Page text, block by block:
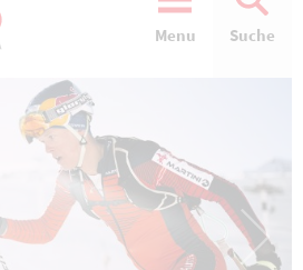
Menu Suche